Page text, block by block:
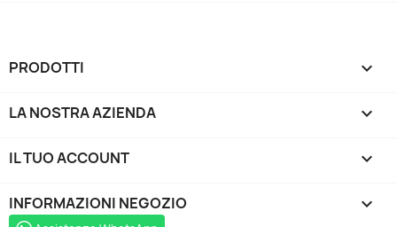
PRODOTTI 
LA NOSTRA AZIENDA 
IL TUO ACCOUNT 
INFORMAZIONI NEGOZIO keyboard_arrow_down